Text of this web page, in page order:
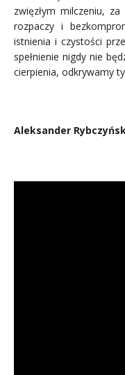
zwięzłym milczeniu,
rozpaczy i
istnienia i czystości
spełnienie nigdy nie
cierpienia, odkrywamy
Aleksander